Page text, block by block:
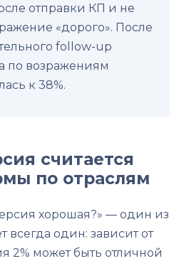
отправки КП и не
«дорого». После
follow-up
по возражениям
к 38%.
считается
по отраслям
хорошая?» — один из
всегда один: зависит от
2% может быть отличной